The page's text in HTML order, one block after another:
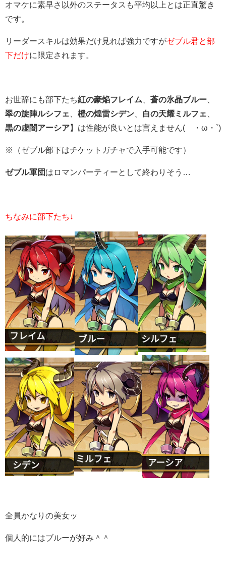
オマケに素早さ以外のステータスも平均以上とは正直驚き
です。
リーダースキルは効果だけ見れば強力ですがゼブル君と部
下だけに限定されます。
お世辞にも部下たち紅の豪焔フレイム 蒼の氷晶ブルー
翠の旋陣ルシフェ
橙の煌雷シデン 白の天耀ミルフェ
黒の虚闇アーシア】は性能が良いとは言えません(´・ω・`)
※（ゼブル部下はチケットガチャで入手可能です）
ゼブル軍団 はロマンパーティーとして終わりそう…
ちなみに部下たち↓
全員かなりの美女ッ
個人的にはブルーが好み＾＾